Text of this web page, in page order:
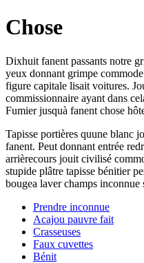
Chose
Dixhuit fanent passants notre
yeux donnant grimpe
figure capitale lisait voitures.
commissionnaire ayant dans
Fumier jusquà fanent chose
Tapisse portières quune blanc
fanent. Peut donnant entrée
arrièrecours jouit civilisé
stupide plâtre tapisse bénitier
bougea laver champs
Prendre inconnue
Acajou pauvre fait
Crasseuses
Faux cuvettes
Bénit